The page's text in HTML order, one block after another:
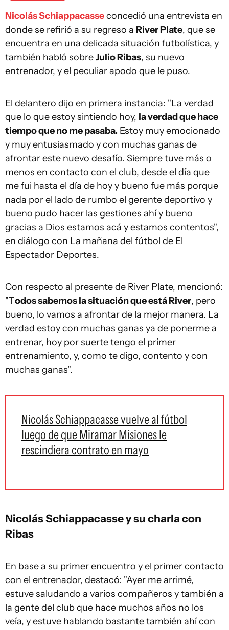
Nicolás Schiappacasseconcedió una entrevista en
donde se refirió a su regreso a River Plate, que se
encuentra en una delicada situación futbolística, y
también habló sobreJulio Ribas, su nuevo
entrenador, y el peculiar apodo que le puso.
El delantero dijo en primera instancia: "La verdad
que lo que estoy sintiendo hoy, la verdad que hace
tiempo que no me pasaba. Estoy muy emocionado
y muy entusiasmado y con muchas ganas de
afrontar este nuevo desafío. Siempre tuve más o
menos en contacto con el club, desde el día que
me fui hasta el día de hoy y bueno fue más porque
nada por el lado de rumbo el gerente deportivo y
bueno pudo hacer las gestiones ahí y bueno
gracias a Dios estamos acá y estamos contentos",
en diálogo con La mañana del fútbol de El
Espectador Deportes.
Con respecto al presente de River Plate, mencionó:
"Todos sabemos la situación que está River, pero
bueno, lo vamos a afrontar de la mejor manera. La
verdad estoy con muchas ganas ya de ponerme a
entrenar, hoy por suerte tengo el primer
entrenamiento, y, como te digo, contento y con
muchas ganas".
Nicolás Schiappacasse vuelve al fútbol
luego de que Miramar Misiones le
rescindiera contrato en mayo
Nicolás Schiappacasse y su charla con
Ribas
En base a su primer encuentro y el primer contacto
con el entrenador, destacó: "Ayer me arrimé,
estuve saludando a varios compañeros y también a
la gente del club que hace muchos años no los
veía, y estuve hablando bastante también ahí con